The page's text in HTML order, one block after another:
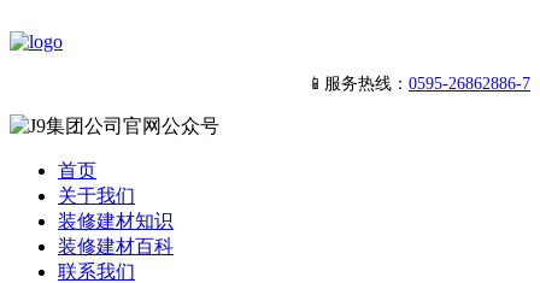
📱服务热线： 0595-26862886-7
首页
关于我们
装修建材知识
装修建材百科
联系我们